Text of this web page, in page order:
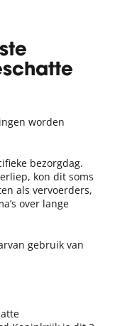
worden
bezorgdag.
kon dit soms
als vervoerders,
over lange
gebruik van